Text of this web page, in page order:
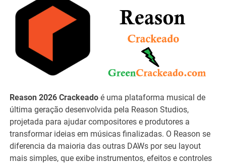
Reason 2026 Crackeado é uma plataforma musical de
última geração desenvolvida pela Reason Studios,
projetada para ajudar compositores e produtores a
transformar ideias em músicas finalizadas. O Reason se
diferencia da maioria das outras DAWs por seu layout
mais simples, que exibe instrumentos, efeitos e controles